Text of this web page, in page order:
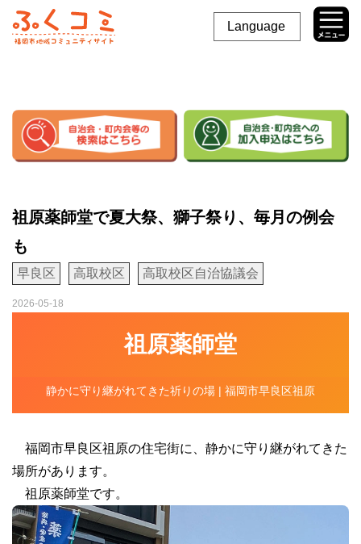
Language
祖原薬師堂で夏大祭、獅子祭り、毎月の例会
も
早良区 高取校区 高取校区自治協議会
2026-05-18
祖原薬師堂
静かに守り継がれてきた祈りの場 | 福岡市早良区祖原
福岡市早良区祖原の住宅街に、静かに守り継がれてきた
場所があります。
祖原薬師堂です。